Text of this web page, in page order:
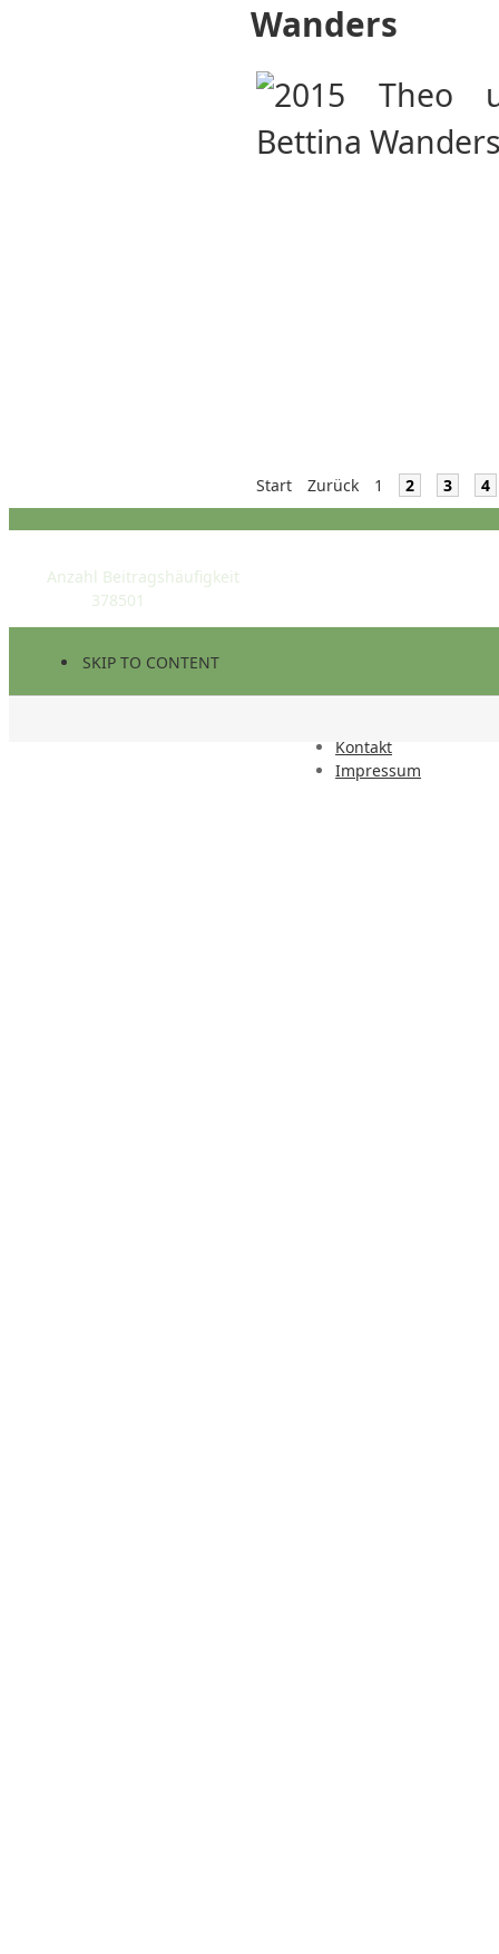
Wanders
Start Zurück 1 2 3 4
STATISTIK
Anzahl Beitragshäufigkeit
378501
SKIP TO CONTENT
Kontakt
Impressum